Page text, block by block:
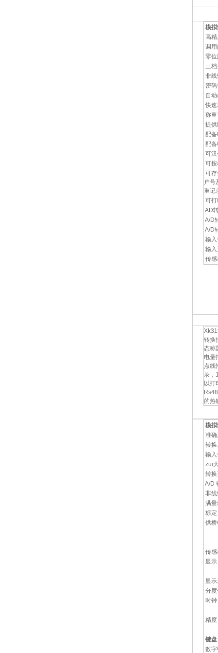
模
高
调
零
三
非
密
自
快速
称
提
配
配
可
可
可
户号
重记
可
AD
A/D
A/D
输
输
传
转换
态称
电量
点线
录，
以打
的热
模
准
转
输
zui
转
A/D
非
满
标
供
传
显
显
分
时
精
键盘
数